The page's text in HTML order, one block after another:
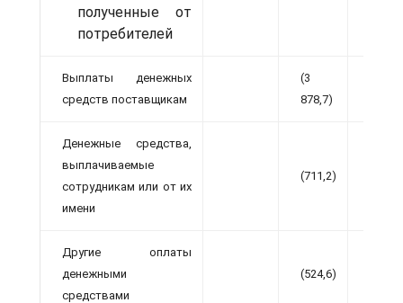
полученные от
потребителей
Выплаты денежных
средств поставщикам
(3
878,7)
Денежные средства,
выплачиваемые
сотрудникам или от их
имени
(711,2)
Другие оплаты
денежными
средствами
(524,6)